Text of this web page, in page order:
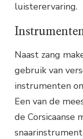
luisterervaring.
Naast zang
gebruik van
instrumenten
Een van de
de Corsicaanse